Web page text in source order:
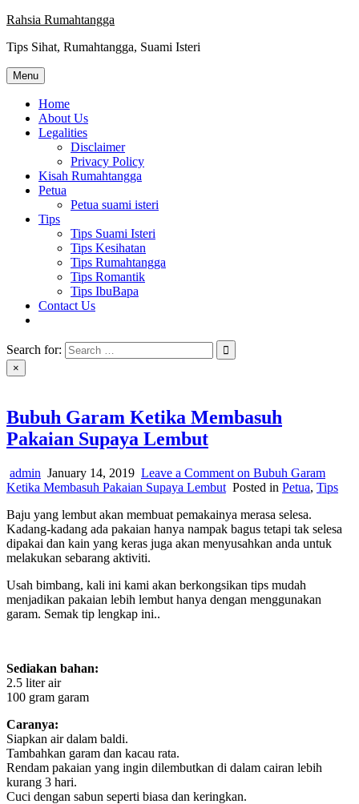
Skip
content
Rahsia Rumahtangga
Tips Sihat, Rumahtangga, Suami Isteri
Menu
Home
About Us
Legalities
Disclaimer
Privacy Policy
Kisah Rumahtangga
Petua
Petua suami isteri
Tips
Tips Suami Isteri
Tips Kesihatan
Tips Rumahtangga
Tips Romantik
Tips IbuBapa
Contact Us
Search for:
×
Bubuh Garam Ketika Membasuh
Pakaian Supaya Lembut
admin January 14, 2019 Leave a Comment on Bubuh Garam
Ketika Membasuh Pakaian Supaya Lembut Posted in Petua, Tips
Baju yang lembut akan membuat pemakainya merasa selesa.
Kadang-kadang ada pakaian hanya nampak bagus tetapi tak selesa
dipakai dan kain yang keras juga akan menyusahkan anda untuk
melakukan sebarang aktiviti.
Usah bimbang, kali ini kami akan berkongsikan tips mudah
menjadikan pakaian lebih lembut hanya dengan menggunakan
garam. Semak tip lengkap ini..
Sediakan bahan:
2.5 liter air
100 gram garam
Caranya:
Siapkan air dalam baldi.
Tambahkan garam dan kacau rata.
Rendam pakaian yang ingin dilembutkan di dalam cairan lebih
kurang 3 hari.
Cuci dengan sabun seperti biasa dan keringkan.